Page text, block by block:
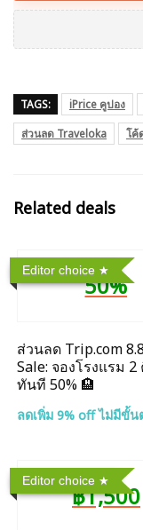
TAGS: iPrice คูปอง
ส่วนลด Traveloka
โค้
Related deals
Editor choice
50%
ส่วนลด Trip.com
Sale: จองโรงแรม
ทันที 50% 🏨
ลดเพิ่ม 9% off ไม่มีขั้น
Editor choice
฿1,500